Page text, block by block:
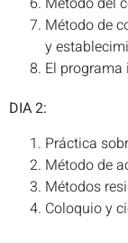
Método de
y
El
DIA 2:
Práctica
Método de
Métodos
Coloquio y